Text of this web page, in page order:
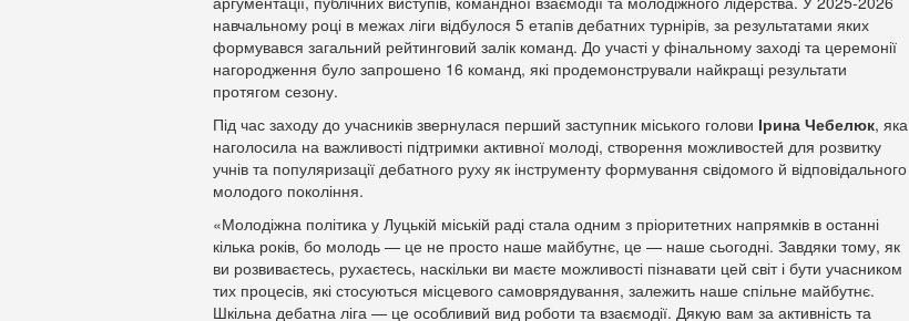
навчальному році в межах ліги відбулося 5 етапів дебатних турнірів, за результатами яких
формувався загальний рейтинговий залік команд. До участі у фінальному заході та церемонії
нагородження було запрошено 16 команд, які продемонстрували найкращі результати
протягом сезону.
Під час заходу до учасників звернулася перший заступник міського голови Ірина Чебелюк, яка
наголосила на важливості підтримки активної молоді, створення можливостей для розвитку
учнів та популяризації дебатного руху як інструменту формування свідомого й відповідального
молодого покоління.
«Молодіжна політика у Луцькій міській раді стала одним з пріоритетних напрямків в останні
кілька років, бо молодь — це не просто наше майбутнє, це — наше сьогодні. Завдяки тому, як
ви розвиваєтесь, рухаєтесь, наскільки ви маєте можливості пізнавати цей світ і бути учасником
тих процесів, які стосуються місцевого самоврядування, залежить наше спільне майбутнє.
Шкільна дебатна ліга — це особливий вид роботи та взаємодії. Дякую вам за активність та